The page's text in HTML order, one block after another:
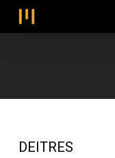
Skip
DEITRES